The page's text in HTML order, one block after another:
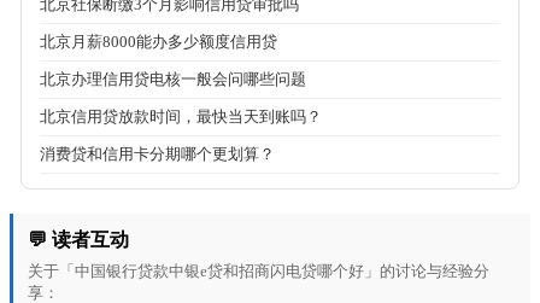
北京社保断缴3个月影响信用贷审批吗
北京月薪8000能办多少额度信用贷
北京办理信用贷电核一般会问哪些问题
北京信用贷放款时间，最快当天到账吗？
消费贷和信用卡分期哪个更划算？
💬 读者互动
关于「中国银行贷款中银e贷和招商闪电贷哪个好」的讨论与经验分
享：